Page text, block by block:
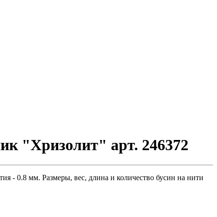
"Хризолит" арт. 246372
- 0.8 мм. Размеры, вес, длина и количество бусин на нити